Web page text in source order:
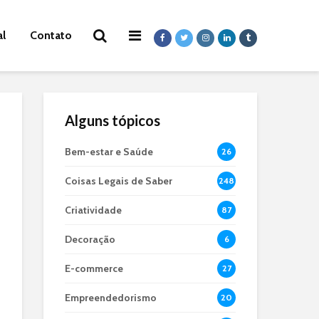
Contato
Alguns tópicos
Bem-estar e Saúde 26
Coisas Legais de Saber 248
Criatividade 87
Decoração 6
E-commerce 27
Empreendedorismo 20